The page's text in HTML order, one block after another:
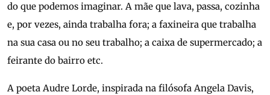
do que podemos imaginar. A mãe que lava, passa, cozinha
e, por vezes, ainda trabalha fora; a faxineira que trabalha
na sua casa ou no seu trabalho; a caixa de supermercado; a
feirante do bairro etc.
A poeta Audre Lorde, inspirada na filósofa Angela Davis,